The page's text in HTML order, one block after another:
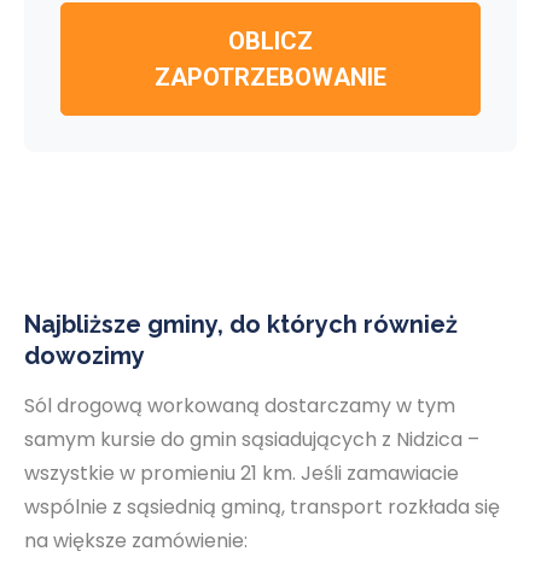
OBLICZ
ZAPOTRZEBOWANIE
Najbliższe gminy, do których również
dowozimy
Sól drogową workowaną dostarczamy w tym
samym kursie do gmin sąsiadujących z Nidzica –
wszystkie w promieniu 21 km. Jeśli zamawiacie
wspólnie z sąsiednią gminą, transport rozkłada się
na większe zamówienie: